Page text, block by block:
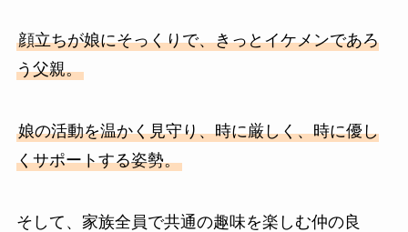
顔立ちが娘にそっくりで、きっとイケメンであろ
う父親。
娘の活動を温かく見守り、時に厳しく、時に優し
くサポートする姿勢。
そして、家族全員で共通の趣味を楽しむ仲の良